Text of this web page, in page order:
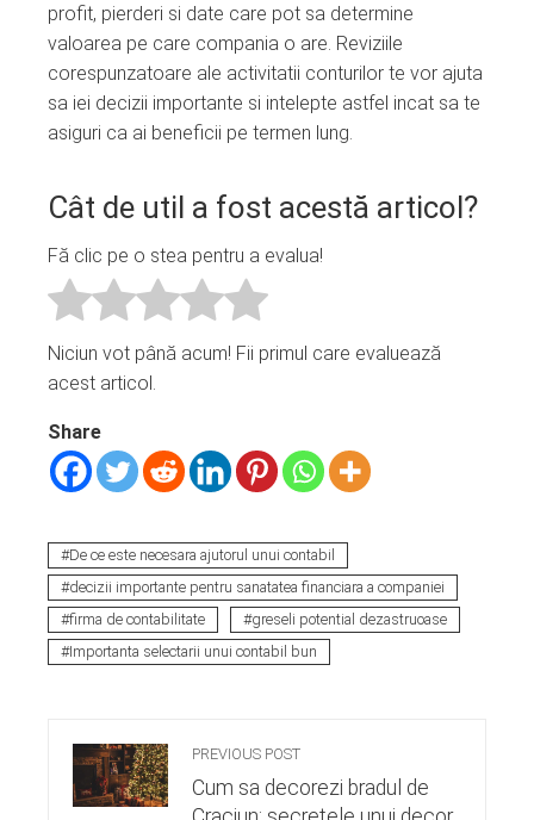
profit, pierderi si date care pot sa determine
valoarea pe care compania o are. Reviziile
corespunzatoare ale activitatii conturilor te vor ajuta
sa iei decizii importante si intelepte astfel incat sa te
asiguri ca ai beneficii pe termen lung.
Cât de util a fost acestă articol?
Fă clic pe o stea pentru a evalua!
Niciun vot până acum! Fii primul care evaluează
acest articol.
Share
De ce este necesara ajutorul unui contabil
decizii importante pentru sanatatea financiara a companiei
firma de contabilitate
greseli potential dezastruoase
Importanta selectarii unui contabil bun
PREVIOUS POST
Cum sa decorezi bradul de